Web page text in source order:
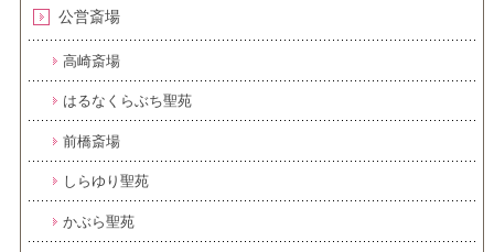
公営斎場
高崎斎場
はるなくらぶち聖苑
前橋斎場
しらゆり聖苑
かぶら聖苑